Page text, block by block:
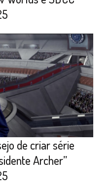
de criar série
Archer”